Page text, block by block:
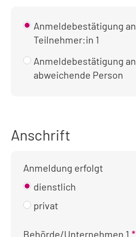
Anmeldebestätigung an
Teilnehmer:in 1
Anmeldebestätigung an
abweichende Person
Anschrift
Anmeldung erfolgt
dienstlich
privat
Kontaktinformationen
Behörde/Unternehmen 1